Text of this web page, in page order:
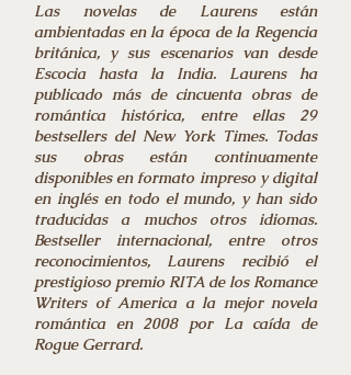
Las novelas de Laurens están
ambientadas en la época de la Regencia
británica, y sus escenarios van desde
Escocia hasta la India. Laurens ha
publicado más de cincuenta obras de
romántica histórica, entre ellas 29
bestsellers del New York Times. Todas
sus obras están continuamente
disponibles en formato impreso y digital
en inglés en todo el mundo, y han sido
traducidas a muchos otros idiomas.
Bestseller internacional, entre otros
reconocimientos, Laurens recibió el
prestigioso premio RITA de los Romance
Writers of America a la mejor novela
romántica en 2008 por La caída de
Rogue Gerrard.